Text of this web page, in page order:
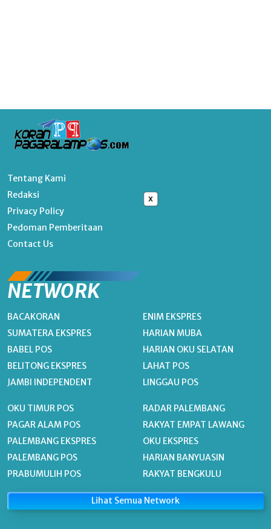
x
Tentang Kami
Redaksi
Privacy Policy
Pedoman Pemberitaan
Contact Us
NETWORK
BACAKORAN
SUMATERA EKSPRES
BABEL POS
BELITONG EKSPRES
JAMBI INDEPENDENT
ENIM EKSPRES
HARIAN MUBA
HARIAN OKU SELATAN
LAHAT POS
LINGGAU POS
OKU TIMUR POS
PAGAR ALAM POS
PALEMBANG EKSPRES
PALEMBANG POS
PRABUMULIH POS
RADAR PALEMBANG
RAKYAT EMPAT LAWANG
OKU EKSPRES
HARIAN BANYUASIN
RAKYAT BENGKULU
Lihat Semua Network